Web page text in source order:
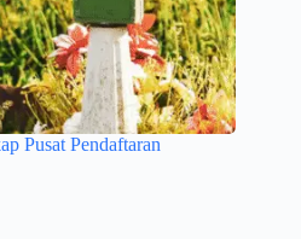
Pusat Pendaftaran